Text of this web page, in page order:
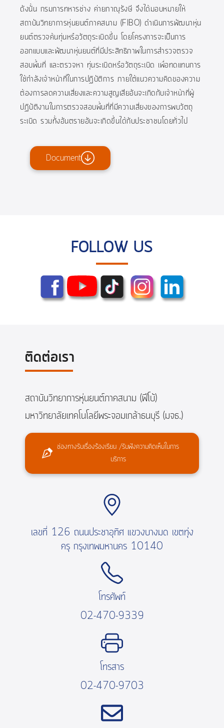
ดังนั้น กรมการทหารช่าง ค่ายภาณุรังษี จึงได้มอบหมายให้
สถาบันวิทยาการหุ่นยนต์ภาคสนาม (FIBO) ดำเนินการพัฒนาหุ่น
ยนต์ตรวจค้นทุ่นหรือวัตถุระเบิดขึ้น โดยโครงการจะเป็นการ
ออกแบบและพัฒนาหุ่นยนต์ที่มีประสิทธิภาพในการสำรวจตรวจ
สอบพื้นที่ และตรวจหา ทุ่นระเบิดหรือวัตถุระเบิด เพื่อทดแทนการ
ใช้กำลังเจ้าหน้าที่ในการปฏิบัติการ ภายใต้แนวความคิดของความ
ต้องการลดความเสี่ยงและความสูญเสียอันจะเกิดกับเจ้าหน้าที่ผู้
ปฏิบัติงานในการตรวจสอบพื้นที่ที่มีความเสี่ยงของการพบวัตถุ
ระเบิด รวมทั้งอันตรายอันจะเกิดขึ้นได้กับประชาชนโดยทั่วไป
Document
FOLLOW US
ติดต่อเรา
สถาบันวิทยาการหุ่นยนต์ภาคสนาม (ฟีโบ้)
มหาวิทยาลัยเทคโนโลยีพระจอมเกล้าธนบุรี (มจธ.)
ช่องทางรับเรื่องร้องเรียน /รับฟังความคิดเห็นในการ
บริการ
เลขที่ 126 ถนนประชาอุทิศ แขวงบางมด เขตทุ่ง
ครุ กรุงเทพมหานคร 10140
โทรศัพท์
02-470-9339
โทรสาร
02-470-9703